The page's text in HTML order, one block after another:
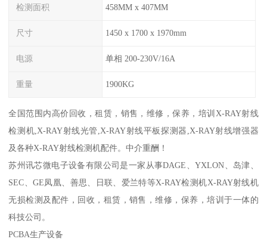
检测面积 458MM x 407MM
尺寸 1450 x 1700 x 1970mm
电源 单相 200-230V/16A
重量 1900KG
全国范围内高价回收，租赁，销售，维修，保养，培训X-RAY射线
检测机,X-RAY射线光管,X-RAY射线平板探测器,X-RAY射线增强器
及各种X-RAY射线检测机配件。中介重酬！
苏州讯芯微电子设备有限公司是一家从事DAGE、YXLON、岛津、
SEC、GE凤凰、善思、日联、爱兰特等X-RAY检测机X-RAY射线机
无损检测及配件，回收，租赁，销售，维修，保养，培训于一体的
科技公司。
PCBA生产设备